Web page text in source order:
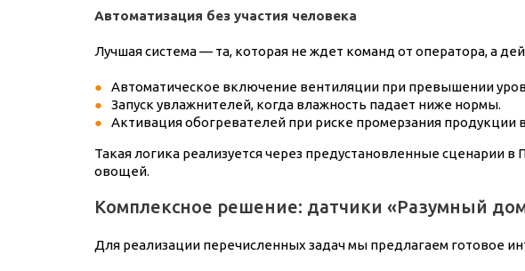
Автоматизация без участия человека
Лучшая система — та, которая не ждет команд от оператора, а
Автоматическое включение вентиляции при превышении
Запуск увлажнителей, когда влажность падает ниже нормы.
Активация обогревателей при риске промерзания продукции
Такая логика реализуется через предустановленные сценарии
овощей.
Комплексное решение: датчики «Разумный
Для реализации перечисленных задач мы предлагаем готовое